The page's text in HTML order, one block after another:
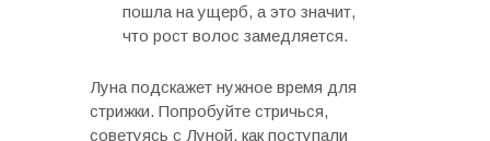
пошла на ущерб, а это значит,
что рост волос замедляется.
Луна подскажет нужное время для
стрижки. Попробуйте стричься,
советуясь с Луной, как поступали